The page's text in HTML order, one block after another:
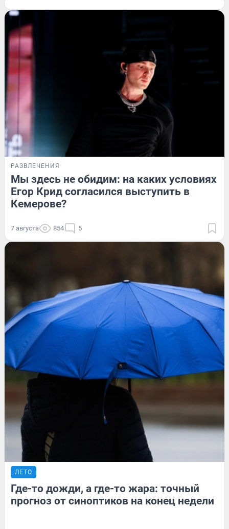
РАЗВЛЕЧЕНИЯ
Мы здесь не обидим: на каких условиях
Егор Крид согласился выступить в
Кемерове?
7 августа 854 5
ЛЕТО
Где-то дожди, а где-то жара: точный
прогноз от синоптиков на конец недели